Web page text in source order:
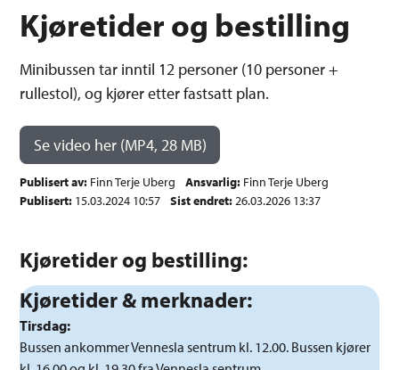
Kjøretider og bestilling
Minibussen tar inntil 12 personer (10 personer +
rullestol), og kjører etter fastsatt plan.
Se video her(MP4, 28 MB)
Publisert av Finn Terje Uberg Ansvarlig Finn Terje Uberg
Publisert 15.03.2024 10:57 Sist endret 26.03.2026 13:37
Kjøretider og bestilling:
Kjøretider & merknader:
Tirsdag:
Bussen ankommer Vennesla sentrum kl. 12.00. Bussen kjører